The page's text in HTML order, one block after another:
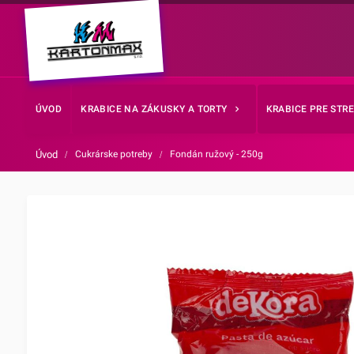
ÚVOD KRABICE NA ZÁKUSKY A TORTY KRABICE PRE
Úvod / Cukrárske potreby / Fondán ružový - 250g